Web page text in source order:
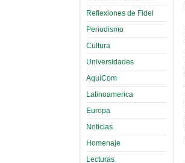
Reflexiones de Fidel
Periodismo
Cultura
Universidades
AquíCom
Latinoamerica
Europa
Noticias
Homenaje
Lecturas